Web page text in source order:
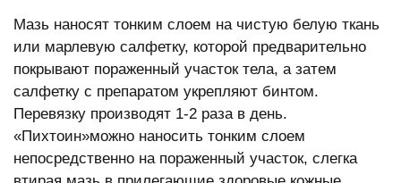
Мазь наносят тонким слоем на чистую белую ткань
или марлевую салфетку, которой предварительно
покрывают пораженный участок тела, а затем
салфетку с препаратом укрепляют бинтом.
Перевязку производят 1-2 раза в день.
«Пихтоин»можно наносить тонким слоем
непосредственно на пораженный участок, слегка